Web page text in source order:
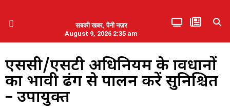
सबकी खबर, पैनी नज़र
August 9, 2026 2:35 am
एससी/एसटी अधिनियम के प्रावधानों
का प्रभावी ढंग से पालन करें सुनिश्चित
– उपायुक्त